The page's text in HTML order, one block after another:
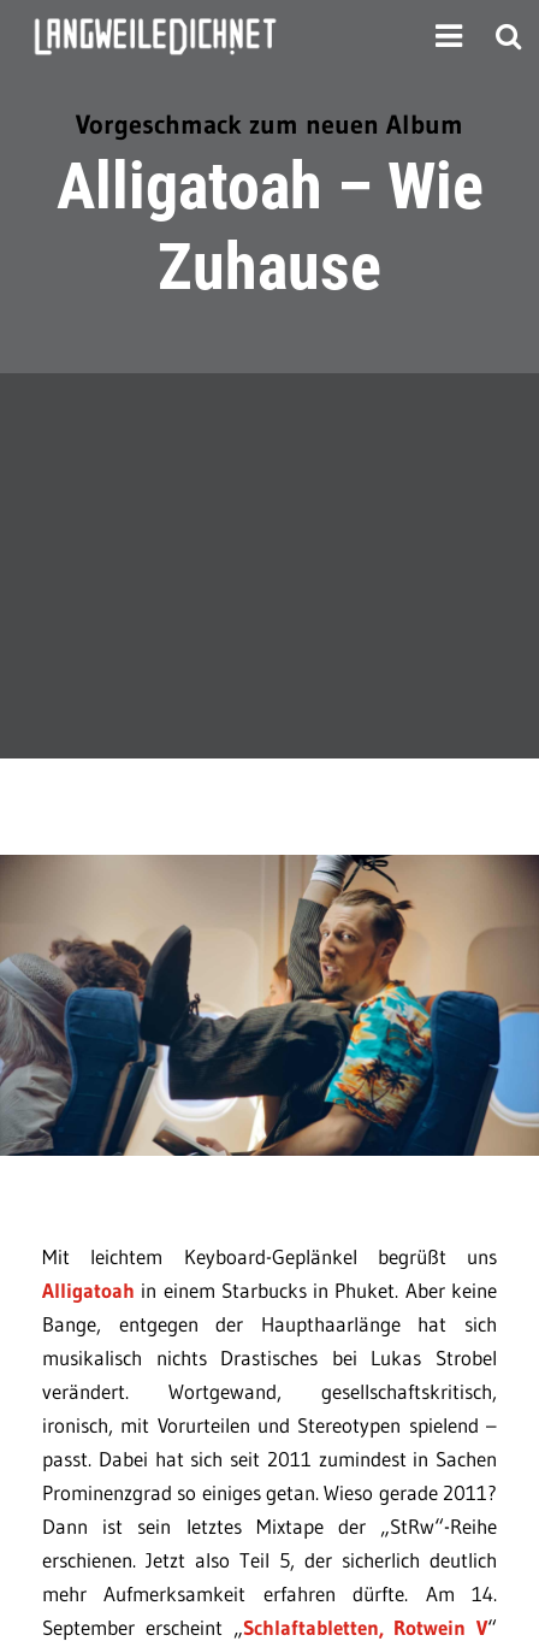
Vorgeschmack zum neuen Album
Alligatoah – Wie
Zuhause
Mit leichtem Keyboard-Geplänkel begrüßt uns
Alligatoah in einem Starbucks in Phuket. Aber keine
Bange, entgegen der Haupthaarlänge hat sich
musikalisch nichts Drastisches bei Lukas Strobel
verändert. Wortgewand, gesellschaftskritisch,
ironisch, mit Vorurteilen und Stereotypen spielend –
passt. Dabei hat sich seit 2011 zumindest in Sachen
Prominenzgrad so einiges getan. Wieso gerade 2011?
Dann ist sein letztes Mixtape der „StRw“-Reihe
erschienen. Jetzt also Teil 5, der sicherlich deutlich
mehr Aufmerksamkeit erfahren dürfte. Am 14.
September erscheint „Schlaftabletten, Rotwein V“